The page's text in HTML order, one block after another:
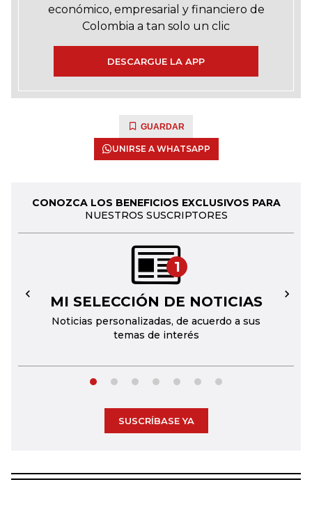
económico, empresarial y financiero de
Colombia a tan solo un clic
DESCARGUE LA APP
GUARDAR
UNIRSE A WHATSAPP
CONOZCA LOS BENEFICIOS EXCLUSIVOS PARA
NUESTROS SUSCRIPTORES
1
MI SELECCIÓN DE NOTICIAS
Noticias personalizadas, de acuerdo a sus
temas de interés
← →
SUSCRÍBASE YA